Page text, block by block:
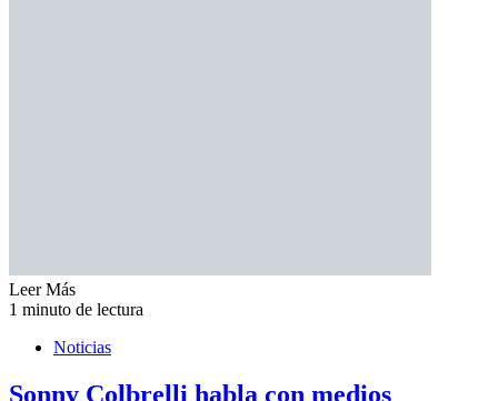
Leer Más
1 minuto de lectura
Noticias
Sonny Colbrelli habla con medios